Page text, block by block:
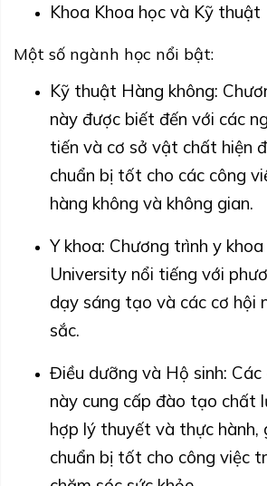
Khoa Khoa học và Kỹ thuật
Một số ngành học nổi bật:
Kỹ thuật Hàng không:
này được biết đến với các
tiến và cơ sở vật chất hiện
chuẩn bị tốt cho các công
hàng không và không gian.
Y khoa: Chương trình y
University nổi tiếng với
dạy sáng tạo và các cơ hội
sắc.
Điều dưỡng và Hộ sinh: Các
này cung cấp đào tạo chất
hợp lý thuyết và thực hành,
chuẩn bị tốt cho công việc